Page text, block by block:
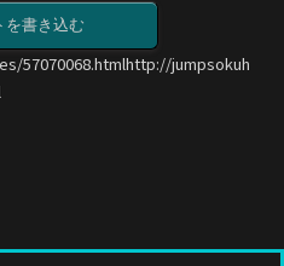
を書き込む
57070068.htmlhttp://jumpsokuh